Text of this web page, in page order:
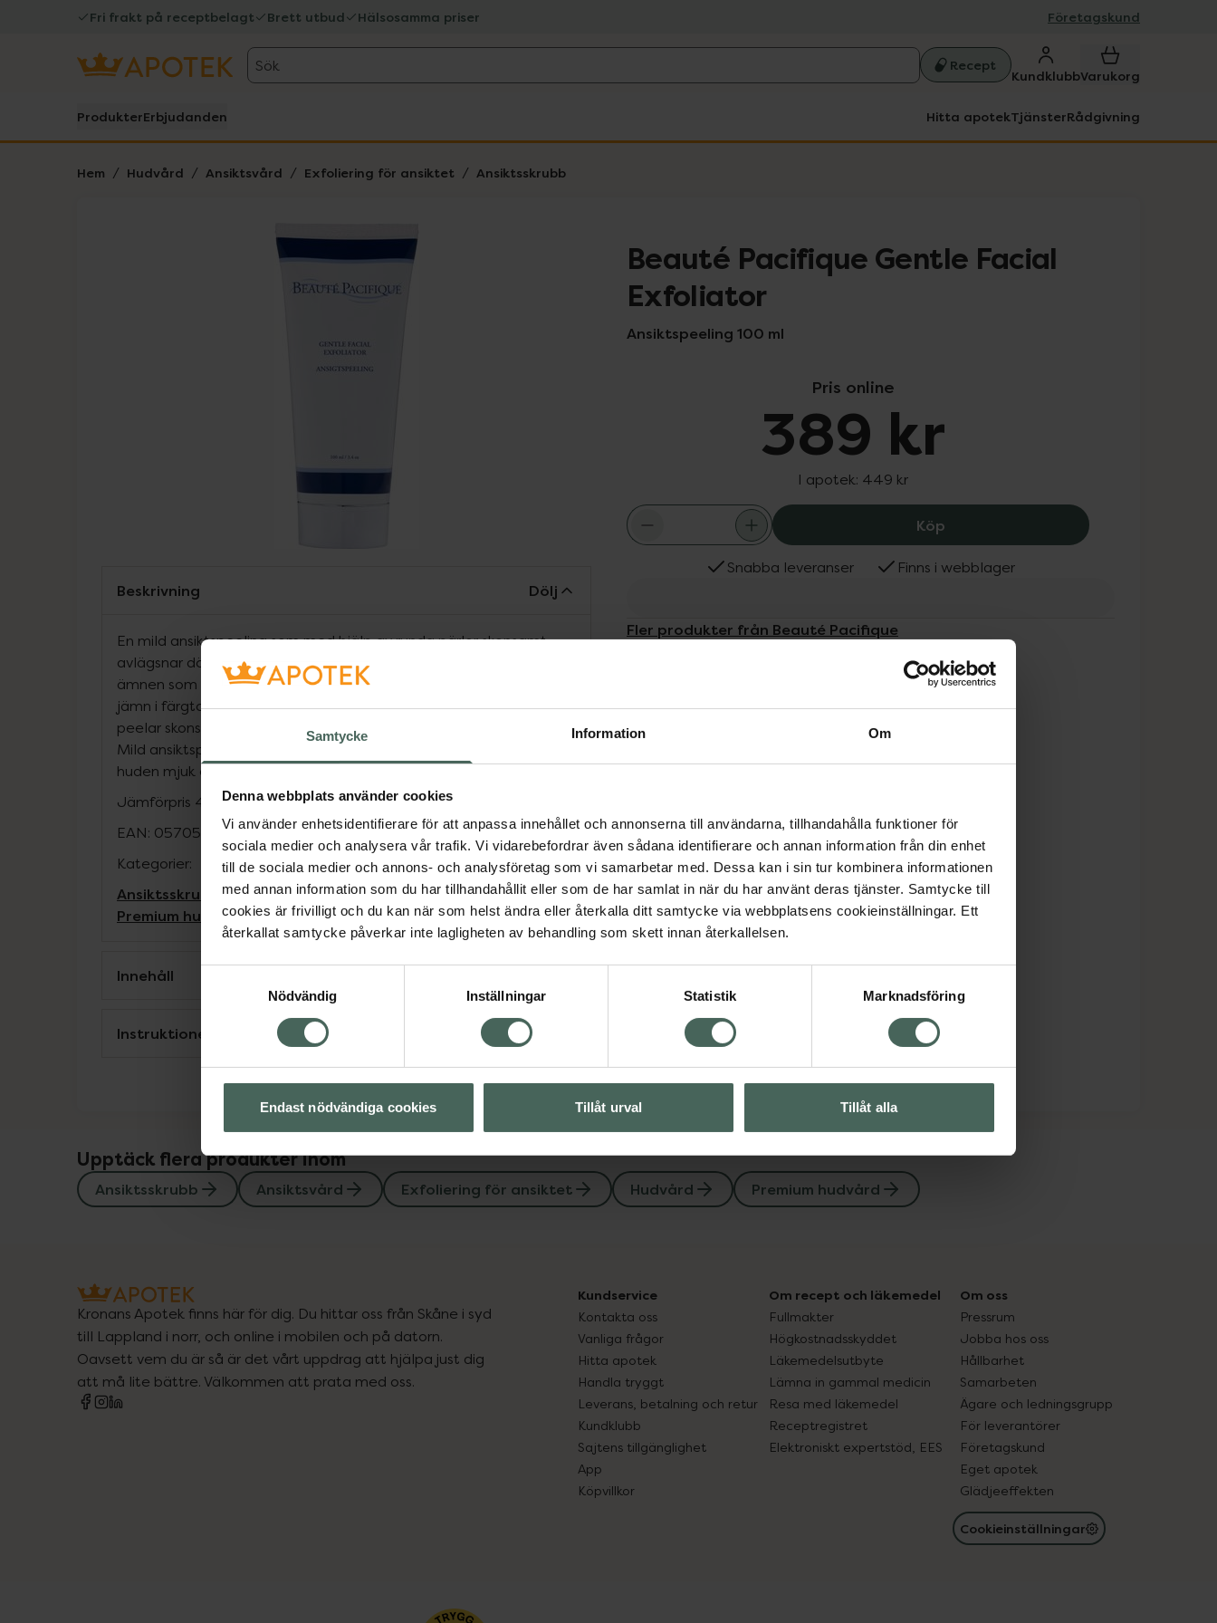
Samtycke Information Om
Denna webbplats använder cookies
Vi använder enhetsidentifierare för att anpassa innehållet och annonserna till användarna, tillhandahålla funktioner för
sociala medier och analysera vår trafik. Vi vidarebefordrar även sådana identifierare och annan information från din enhet
till de sociala medier och annons- och analysföretag som vi samarbetar med. Dessa kan i sin tur kombinera informationen
med annan information som du har tillhandahållit eller som de har samlat in när du har använt deras tjänster. Samtycke till
cookies är frivilligt och du kan när som helst ändra eller återkalla ditt samtycke via webbplatsens cookieinställningar. Ett
återkallat samtycke påverkar inte lagligheten av behandling som skett innan återkallelsen.
Nödvändig
Inställningar Statistik Marknadsföring
Endast nödvändiga cookies Tillåt urval Tillåt alla
Fri frakt på receptbelagt Brett utbud Hälsosamma priser Företagskund
Sök Recept
KundklubbVarukorg
ProdukterErbjudanden Hitta apotekTjänsterRådgivning
Hem Hudvård Ansiktsvård Exfoliering för ansiktet Ansiktsskrubb
Lista: . Innehåller 1 objekt.
Beauté Pacifique Gentle Facial
Exfoliator
Ansiktspeeling 100 ml
Pris online
389 kr
I apotek: 449 kr
Köp Beauté Pacifique Gentle Facial
Snabba leveranser Finns i webblager
Fler produkter från Beauté Pacifique
Beskrivning Dölj
En mild ansiktspeeling som med hjälp av runda pärlor skonsamt
avlägsnar döda hudceller från hudytan. Rik på fuktbevarande
ämnen som förhindrar att huden blir uttorkad. Huden blir mjuk och
jämn i färgton och struktur. Innehåller små nerbrytbara korn som
peelar skonsamt samt återfuktande glycerin.Unika egenskaper:-
Mild ansiktspeeling- Återfuktande och vårdande formula- Lämnar
huden mjuk och jämn
Jämförpris 4,49 kr/ml
EAN: 05705676000174
Kategorier:
Ansiktsskrubb AnsiktsvårdExfoliering för ansiktetHudvård
Premium hudvård
Innehåll
Instruktioner Visa
Upptäck flera produkter inom
Ansiktsskrubb Ansiktsvård Exfoliering för ansiktet Hudvård Premium hudvård
Kronans Apotek finns här för dig. Du hittar oss från Skåne i syd
till Lappland i norr, och online i mobilen och på datorn.
Oavsett vem du är så är det vårt uppdrag att hjälpa just dig
att må lite bättre. Välkommen att prata med oss.
Kundservice
Kontakta oss
Vanliga frågor
Hitta apotek
Handla tryggt
Leverans, betalning och retur
Kundklubb
Sajtens tillgänglighet
App
Köpvillkor
Om recept och läkemedel
Fullmakter
Högkostnadsskyddet
Läkemedelsutbyte
Lämna in gammal medicin
Resa med läkemedel
Receptregistret
Elektroniskt expertstöd, EES
Om oss
Pressrum
Jobba hos oss
Hållbarhet
Samarbeten
Ägare och ledningsgrupp
För leverantörer
Företagskund
Eget apotek
Glädjeeffekten
Cookieinställningar